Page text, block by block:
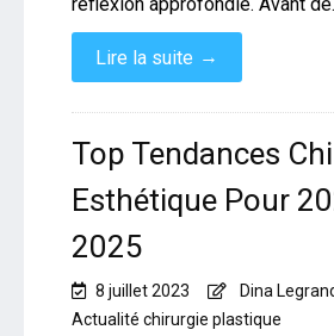
réflexion approfondie. Avant
Lire la suite →
Top Tendances
Esthétique Pour
2025
8 juillet 2023 Dina
Actualité chirurgie plastique